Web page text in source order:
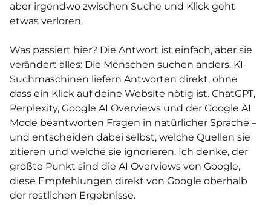
aber irgendwo zwischen Suche und Klick geht
etwas verloren.
Was passiert hier? Die Antwort ist einfach, aber sie
verändert alles: Die Menschen suchen anders. KI-
Suchmaschinen liefern Antworten direkt, ohne
dass ein Klick auf deine Website nötig ist. ChatGPT,
Perplexity, Google AI Overviews und der Google AI
Mode beantworten Fragen in natürlicher Sprache –
und entscheiden dabei selbst, welche Quellen sie
zitieren und welche sie ignorieren. Ich denke, der
größte Punkt sind die AI Overviews von Google,
diese Empfehlungen direkt von Google oberhalb
der restlichen Ergebnisse.